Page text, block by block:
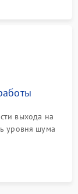
выхода на
уровня шума
и корректного
оттайки.